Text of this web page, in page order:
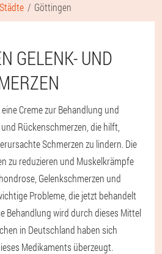
Städte Göttingen
GELENK- UND
Creme zur Behandlung und
Rückenschmerzen, die hilft,
Schmerzen zu lindern. Die
zu reduzieren und Muskelkrämpfe
Gelenkschmerzen und
Probleme, die jetzt behandelt
Behandlung wird durch dieses Mittel
in Deutschland haben sich
Medikaments überzeugt.